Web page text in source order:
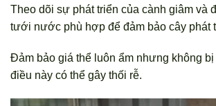
Theo dõi sự phát triển của cành giâm và
tưới nước phù hợp để đảm bảo cây phát
Đảm bảo giá thể luôn ẩm nhưng không
điều này có thể gây thối rễ.